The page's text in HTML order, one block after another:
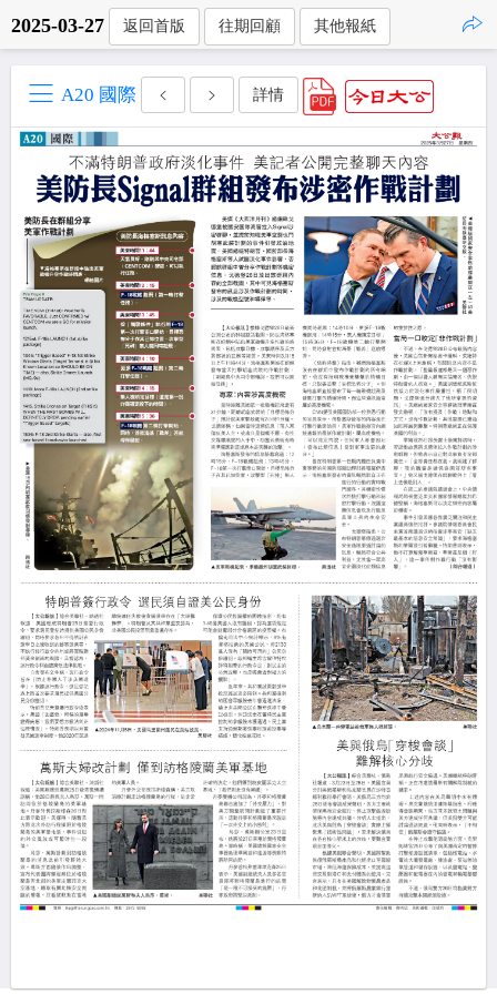
2025-03-27 返回首版 往期回顧 其他報紙
A20 國際 詳情